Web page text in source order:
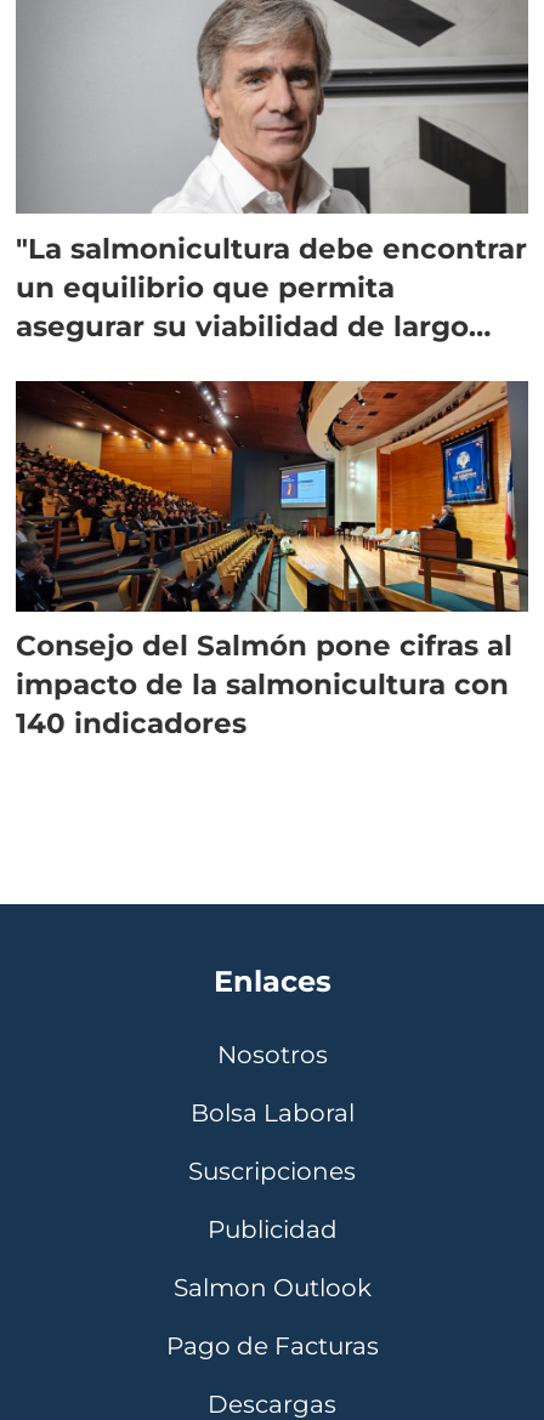
"La salmonicultura debe encontrar
un equilibrio que permita
asegurar su viabilidad de largo
Consejo del Salmón pone cifras al
impacto de la salmonicultura con
140 indicadores
Enlaces
Nosotros
Bolsa Laboral
Suscripciones
Publicidad
Salmon Outlook
Pago de Facturas
Descargas